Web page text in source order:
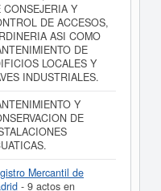
de empresa se ha
2025.
CONSEJERIA Y
DE ACCESOS,
ASI COMO
DE
LOCALES Y
INDUSTRIALES.
Y
DE
Mercantil de
- 9 actos en